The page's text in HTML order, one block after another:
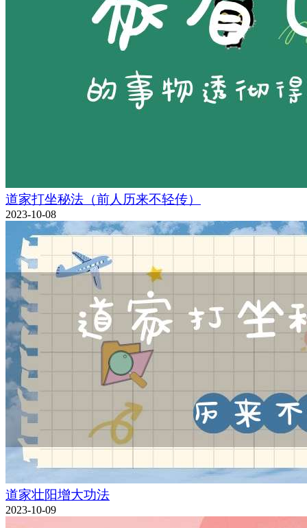
道家打坐秘法（前人历来不轻传）
2023-10-08
道家壮阳增大功法
2023-10-09